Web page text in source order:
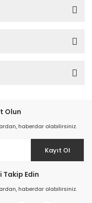
Olun
haberdar olabilirsiniz.
Kayıt Ol
Takip Edin
haberdar olabilirsiniz.